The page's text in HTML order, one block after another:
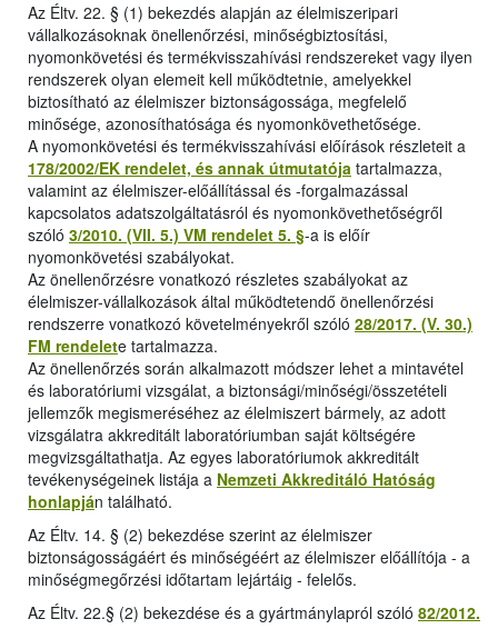
Az Éltv. 22. § (1) bekezdés alapján az élelmiszeripari
vállalkozásoknak önellenőrzési, minőségbiztosítási,
nyomonkövetési és termékvisszahívási rendszereket vagy ilyen
rendszerek olyan elemeit kell működtetnie, amelyekkel
biztosítható az élelmiszer biztonságossága, megfelelő
minősége, azonosíthatósága és nyomonkövethetősége.
A nyomonkövetési és termékvisszahívási előírások részleteit a
178/2002/EK rendelet, és annak útmutatója tartalmazza,
valamint az élelmiszer-előállítással és -forgalmazással
kapcsolatos adatszolgáltatásról és nyomonkövethetőségről
szóló 3/2010. (VII. 5.) VM rendelet 5. §-a is előír
nyomonkövetési szabályokat.
Az önellenőrzésre vonatkozó részletes szabályokat az
élelmiszer-vállalkozások által működtetendő önellenőrzési
rendszerre vonatkozó követelményekről szóló 28/2017. (V. 30.)
FM rendelete tartalmazza.
Az önellenőrzés során alkalmazott módszer lehet a mintavétel
és laboratóriumi vizsgálat, a biztonsági/minőségi/összetételi
jellemzők megismeréséhez az élelmiszert bármely, az adott
vizsgálatra akkreditált laboratóriumban saját költségére
megvizsgáltathatja. Az egyes laboratóriumok akkreditált
tevékenységeinek listája a Nemzeti Akkreditáló Hatóság
honlapján található.
Az Éltv. 14. § (2) bekezdése szerint az élelmiszer
biztonságosságáért és minőségéért az élelmiszer előállítója - a
minőségmegőrzési időtartam lejártáig - felelős.
Az Éltv. 22.§ (2) bekezdése és a gyártmánylapról szóló 82/2012.